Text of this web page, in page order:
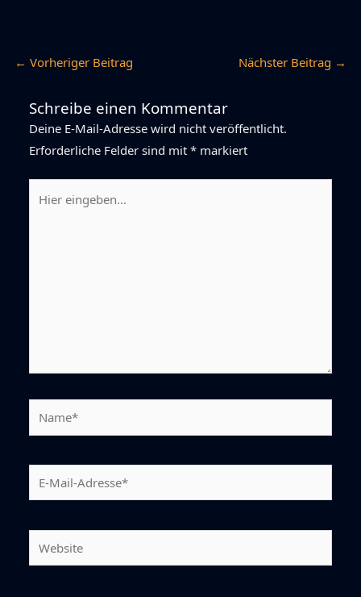
← Vorheriger Beitrag Nächster Beitrag →
Schreibe einen Kommentar
Deine E-Mail-Adresse wird nicht veröffentlicht.
Erforderliche Felder sind mit * markiert
eingeben…
Mail-